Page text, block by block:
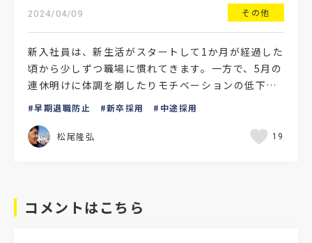
2024/04/09 その他
新入社員は、新生活がスタートして1か月が経過した
頃から少しずつ職場に慣れてきます。一方で、5月の
連休明けに体調を崩したりモチベーションの低下が
見られる「五月病」の蔓延を気にしている人事担当
早期退職防止 新卒採用 中途採用
松尾隆弘 19
コメントはこちら